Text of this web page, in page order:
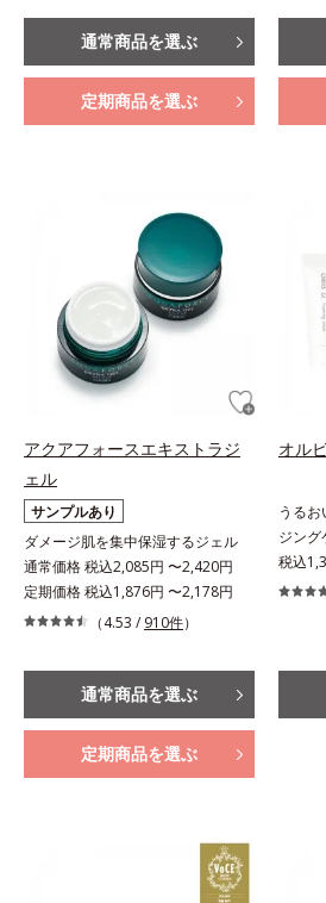
通常商品を選ぶ
定期商品を選ぶ
アクアフォースエキストラジ
ェル
サンプルあり
ダメージ肌を集中保湿するジェル
通常価格 税込2,085円 〜2,420円
定期価格 税込1,876円 〜2,178円
（4.53 / 910件）
通常商品を選ぶ
定期商品を選ぶ
オル
うる
ジング
税込